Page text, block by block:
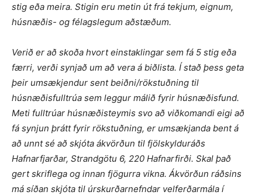
stig eða meira. Stigin eru metin út frá tekjum, eignum,
húsnæðis- og félagslegum aðstæðum.
Verið er að skoða hvort einstaklingar sem fá 5 stig eða
færri, verði synjað um að vera á biðlista. Í stað þess geta
þeir umsækjendur sent beiðni/rökstuðning til
húsnæðisfulltrúa sem leggur málið fyrir húsnæðisfund.
Meti fulltrúar húsnæðisteymis svo að viðkomandi eigi að
fá synjun þrátt fyrir rökstuðning, er umsækjanda bent á
að unnt sé að skjóta ákvörðun til fjölskylduráðs
Hafnarfjarðar, Strandgötu 6, 220 Hafnarfirði. Skal það
gert skriflega og innan fjögurra vikna. Ákvörðun ráðsins
má síðan skjóta til úrskurðarnefndar velferðarmála í